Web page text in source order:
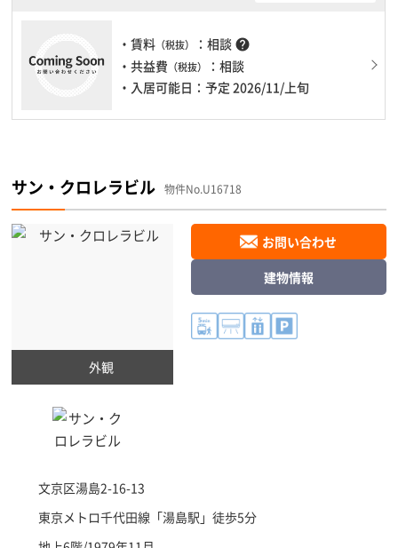
・賃料 （税抜） ：相談 help
・共益費 （税抜）
：相談
・入居可能日：予定 2026/11/上旬
サン・クロレラビル 物件No.U16718
外観
文京区湯島2-16-13
東京メトロ千代田線「湯島駅 」徒歩5分
お問い合わせ
建物情報